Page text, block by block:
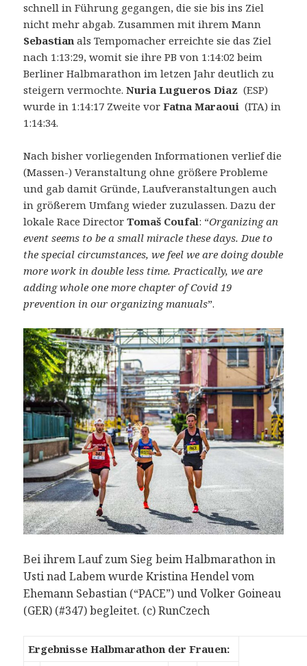
schnell in Führung gegangen, die sie bis ins Ziel
nicht mehr abgab. Zusammen mit ihrem Mann
Sebastian als Tempomacher erreichte sie das Ziel
nach 1:13:29, womit sie ihre PB von 1:14:02 beim
Berliner Halbmarathon im letzen Jahr deutlich zu
steigern vermochte.Nuria Lugueros Diaz (ESP)
wurde in 1:14:17 Zweite vorFatna Maraoui (ITA) in
1:14:34.
Nach bisher vorliegenden Informationen verlief die
(Massen-) Veranstaltung ohne größere Probleme
und gab damit Gründe, Laufveranstaltungen auch
in größerem Umfang wieder zuzulassen. Dazu der
lokale Race DirectorTomaš Coufal: “Organizing an
event seems to be a small miracle these days. Due to
the special circumstances, we feel we are doing double
more work in double less time. Practically, we are
adding whole one more chapter of Covid 19
prevention in our organizing manuals”.
Bei ihrem Lauf zum Sieg beim Halbmarathon in
Usti nad Labem wurde Kristina Hendel vom
Ehemann Sebastian (“PACE”) und Volker Goineau
(GER) (#347) begleitet. (c) RunCzech
Ergebnisse Halbmarathon der Frauen: